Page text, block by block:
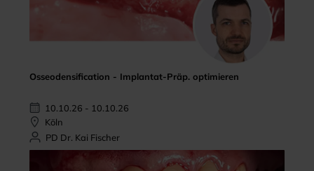
Osseodensification - Implantat-Präp. optimieren
10.10.26 - 10.10.26
Köln
PD Dr. Kai Fischer